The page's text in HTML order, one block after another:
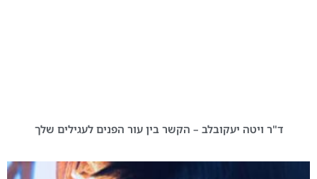
ד"ר ויטה יעקובלב – הקשר בין עור הפנים לעגילים שלך